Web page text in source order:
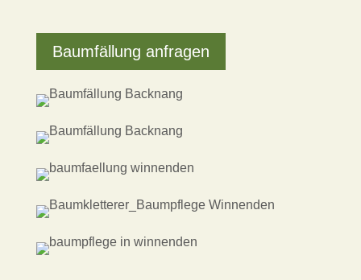
Baumfällung anfragen